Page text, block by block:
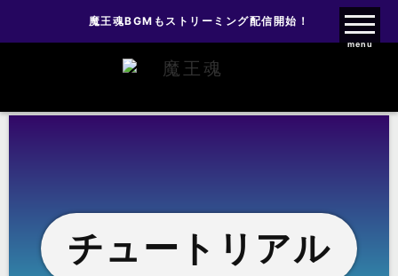
魔王魂ファンクラブ
魔王魂BGMもストリーミング配信開始！
menu
チュートリアル